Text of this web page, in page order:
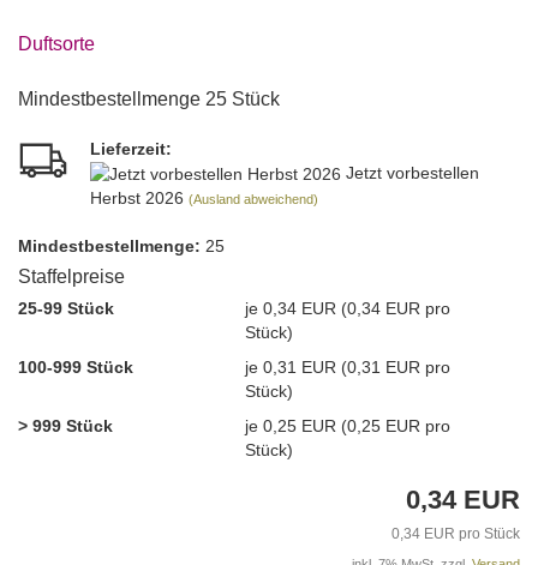
Duftsorte
Mindestbestellmenge 25 Stück
Lieferzeit:
Jetzt vorbestellen
Herbst 2026 (Ausland abweichend)
Mindest­bestellmenge: 25
Staffelpreise
25-99 Stück
je 0,34 EUR (0,34 EUR pro
Stück)
100-999 Stück
je 0,31 EUR (0,31 EUR pro
Stück)
> 999 Stück
je 0,25 EUR (0,25 EUR pro
Stück)
0,34 EUR
0,34 EUR pro Stück